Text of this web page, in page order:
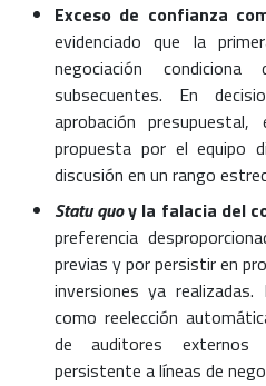
Exceso de confianza
evidenciado que la
negociación condiciona
subsecuentes. En
aprobación
propuesta por el equipo
discusión en un rango
Statu quoy la falacia del
preferencia
previas y por persistir en
inversiones ya
como reelección
de auditores
persistente a líneas de